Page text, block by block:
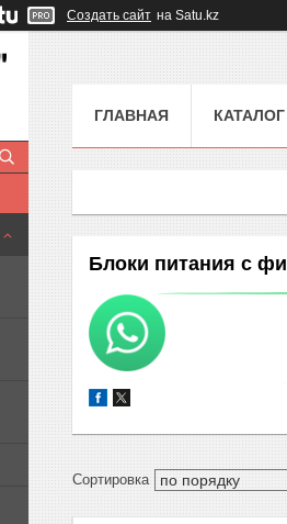
Создать сайт на Satu.kz
ГЛАВНАЯ КАТАЛОГ
Блоки питания с